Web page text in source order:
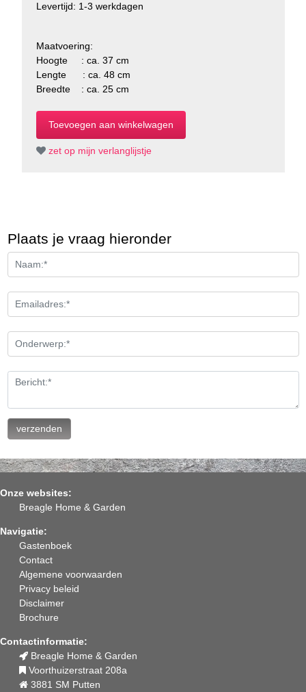
Levertijd: 1-3 werkdagen
Maatvoering:
Hoogte : ca. 37 cm
Lengte : ca. 48 cm
Breedte : ca. 25 cm
zet op mijn verlanglijstje
Plaats je vraag hieronder
Onze websites:
Breagle Home & Garden
Navigatie:
Gastenboek
Contact
Algemene voorwaarden
Privacy beleid
Disclaimer
Brochure
Contactinformatie:
Breagle Home & Garden
Voorthuizerstraat 208a
3881 SM Putten